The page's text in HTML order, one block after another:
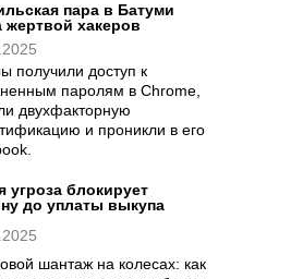
пара в Батуми
жертвой хакеров
получили доступ к
паролям в Chrome,
двухфакторную
и проникли в его
угроза блокирует
до уплаты выкупа
шантаж на колесах: как